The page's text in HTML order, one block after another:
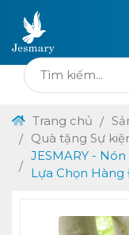
Trang chủ
Quà tặng Sự
JESMARY -
Lựa Chọn